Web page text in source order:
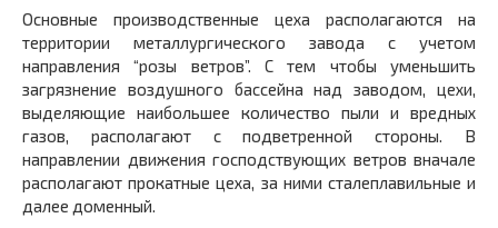
Основные производственные цеха располагаются на
территории металлургического завода с учетом
направления “розы ветров”. С тем чтобы уменьшить
загрязнение воздушного бассейна над заводом, цехи,
выделяющие наибольшее количество пыли и вредных
газов, располагают с подветренной стороны. В
направлении движения господствующих ветров вначале
располагают прокатные цеха, за ними сталеплавильные и
далее доменный.